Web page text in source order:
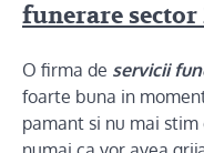
funerare sector
O firma de servicii
foarte buna in
pamant si nu mai